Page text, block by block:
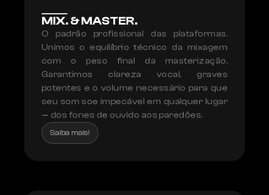
MIX. & MASTER.
O padrão profissional das plataformas.
Unimos o equilíbrio técnico da mixagem
com o peso final da masterização.
Garantimos clareza vocal, graves
potentes e o volume necessário para que
seu som soe impecável em qualquer lugar
— dos fones de ouvido aos paredões.
Saiba mais!